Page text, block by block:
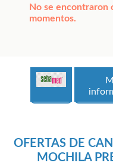
No se encontraron
momentos.
OFERTAS DE
MOCHILA